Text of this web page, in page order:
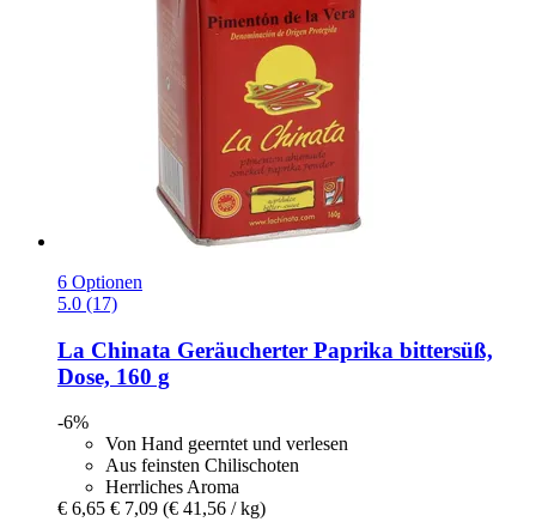
6 Optionen
5.0 (17)
La Chinata Geräucherter Paprika bittersüß,
Dose, 160 g
-6%
Von Hand geerntet und verlesen
Aus feinsten Chilischoten
Herrliches Aroma
€ 6,65 € 7,09 (€ 41,56 / kg)